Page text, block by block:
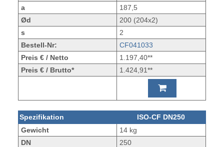
a
187,5
Ød
200 (204x2)
s
2
Bestell-Nr:
CF041033
Preis € / Netto
1.197,40**
Preis € / Brutto*
1.424,91**
Spezifikation
ISO-CF DN250
Gewicht
14 kg
DN
250